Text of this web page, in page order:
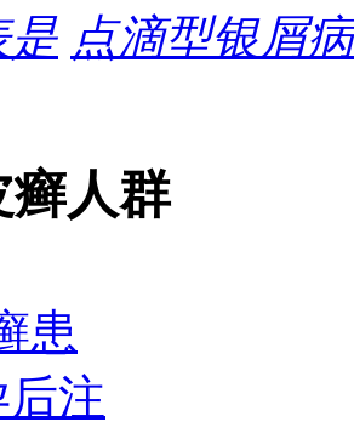
是 点滴型银屑
癣人群